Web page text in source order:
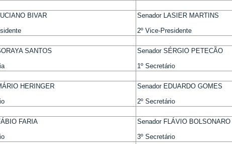
BIVAR
Senador LASIER MARTINS
2º Vice-Presidente
SANTOS
Senador SÉRGIO PETECÃO
1º Secretário
HERINGER
Senador EDUARDO GOMES
2º Secretário
FARIA
Senador FLÁVIO BOLSONARO
3º Secretário